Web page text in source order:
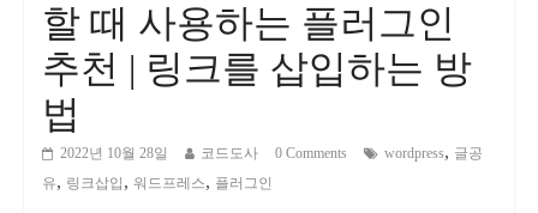
할 때 사용하는 플러그인
추천 | 링크를 삽입하는 방
법
2022년 10월 28일 코드도사 0 Comments wordpress, 글공
유, 링크삽입 , 워드프레스, 플러그인